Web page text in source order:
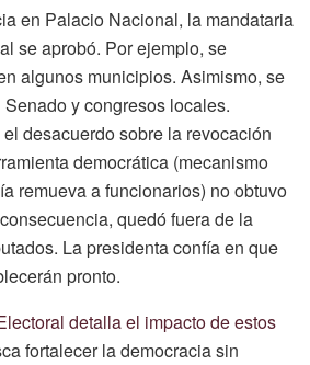
en Palacio Nacional, la mandataria
se aprobó. Por ejemplo, se
algunos municipios. Asimismo, se
y congresos locales.
desacuerdo sobre la revocación
democrática (mecanismo
remueva a funcionarios) no obtuvo
quedó fuera de la
La presidenta confía en que
pronto.
detalla el impacto de estos
fortalecer la democracia sin